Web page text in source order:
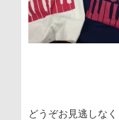
どうぞお見逃しなく